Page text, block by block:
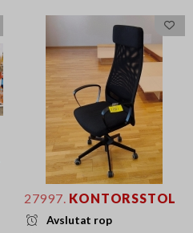
27997. KONTORSSTOL
Avslutat rop